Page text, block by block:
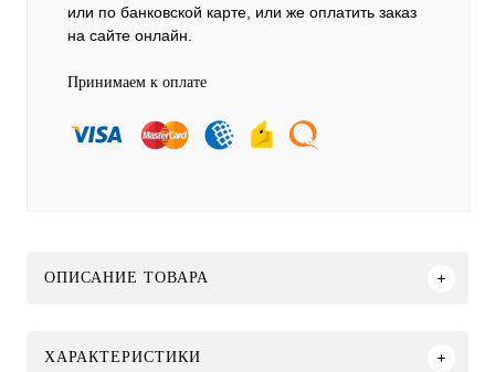
или по банковской карте, или же оплатить заказ
на сайте онлайн.
Принимаем к оплате
ОПИСАНИЕ ТОВАРА
ХАРАКТЕРИСТИКИ